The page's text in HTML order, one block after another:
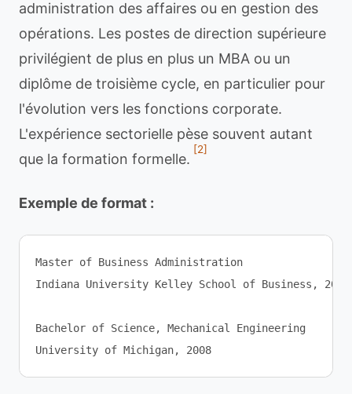
administration des affaires ou en gestion des
opérations. Les postes de direction supérieure
privilégient de plus en plus un MBA ou un
diplôme de troisième cycle, en particulier pour
l'évolution vers les fonctions corporate.
L'expérience sectorielle pèse souvent autant
que la formation formelle.
[2]
Exemple de format :
Master of Business Administration
Indiana University Kelley School of Business, 2016
Bachelor of Science, Mechanical Engineering